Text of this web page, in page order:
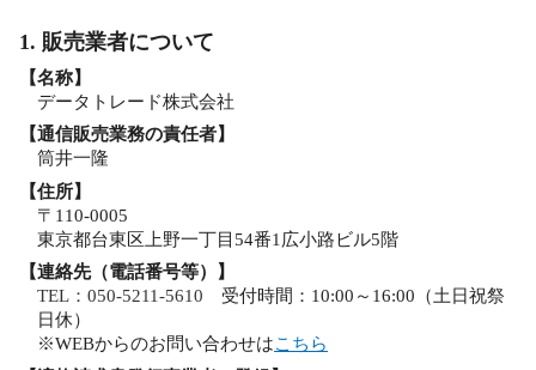
1. 販売業者について
【名称】
データトレード株式会社
【通信販売業務の責任者】
筒井一隆
【住所】
〒110-0005
東京都台東区上野一丁目54番1広小路ビル5階
【連絡先（電話番号等）】
TEL：050-5211-5610 受付時間：10:00～16:00（土日祝祭
日休）
※WEBからのお問い合わせはこちら